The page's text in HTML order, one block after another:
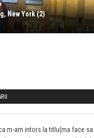
New York (2)
m-am intors la titlu(ma face sa